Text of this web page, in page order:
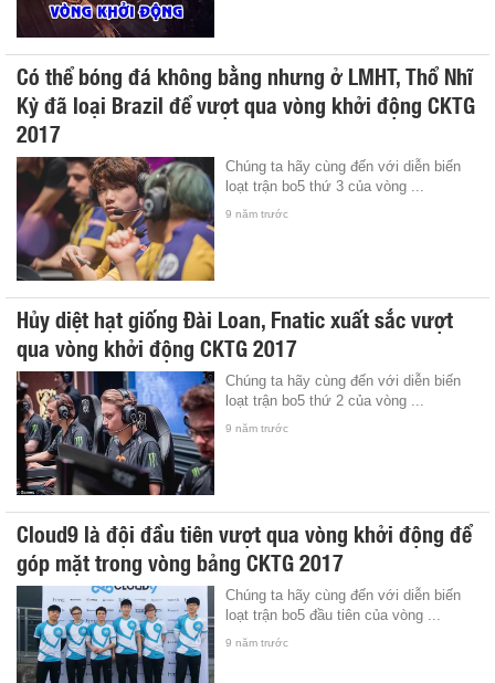
Có thể bóng đá không bằng nhưng ở LMHT, Thổ Nhĩ
Kỳ đã loại Brazil để vượt qua vòng khởi động CKTG
2017
Chúng ta hãy cùng đến với diễn biến
loạt trận bo5 thứ 3 của vòng ...
9 năm trước
Hủy diệt hạt giống Đài Loan, Fnatic xuất sắc vượt
qua vòng khởi động CKTG 2017
Chúng ta hãy cùng đến với diễn biến
loạt trận bo5 thứ 2 của vòng ...
9 năm trước
Cloud9 là đội đầu tiên vượt qua vòng khởi động để
góp mặt trong vòng bảng CKTG 2017
Chúng ta hãy cùng đến với diễn biến
loạt trận bo5 đầu tiên của vòng ...
9 năm trước